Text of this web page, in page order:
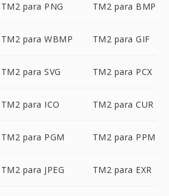
TM2 para PNG TM2 para BMP
TM2 para WBMP TM2 para GIF
TM2 para SVG TM2 para PCX
TM2 para ICO TM2 para CUR
TM2 para PGM TM2 para PPM
TM2 para JPEG TM2 para EXR